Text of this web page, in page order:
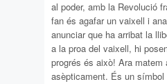
al poder, amb la Revolució
fan és agafar un vaixell i
anunciar que ha arribat la
a la proa del vaixell, hi
progrés és això! Ara matem
asèpticament. És un símbol